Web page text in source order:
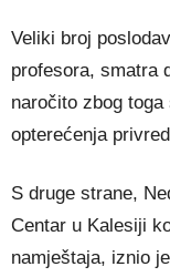
Veliki broj
profesora, smatra
naročito zbog
opterećenja
S druge strane,
Centar u Kalesiji
namještaja, iznio